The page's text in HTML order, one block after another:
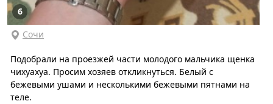
6
Сочи
Подобрали на проезжей части молодого мальчика щенка
чихуахуа. Просим хозяев откликнуться. Белый с
бежевыми ушами и несколькими бежевыми пятнами на
теле.